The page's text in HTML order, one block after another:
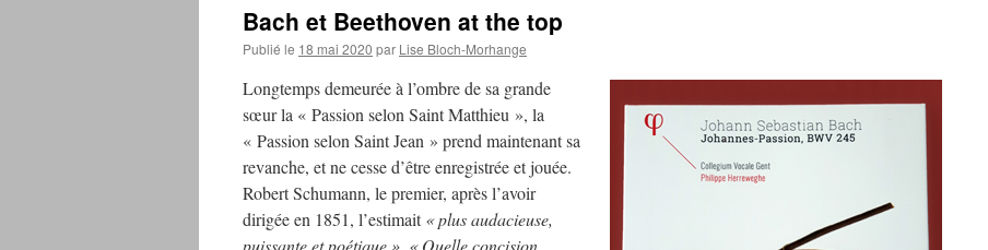
Bach et Beethoven at the top
Publié le 18 mai 2020 par Lise Bloch-Morhange
Longtemps demeurée à l’ombre de sa grande
sœur la « Passion selon Saint Matthieu », la
« Passion selon Saint Jean » prend maintenant sa
revanche, et ne cesse d’être enregistrée et jouée.
Robert Schumann, le premier, après l’avoir
dirigée en 1851, l’estimait« plus audacieuse,
puissante et poétique ». « Quelle concision,